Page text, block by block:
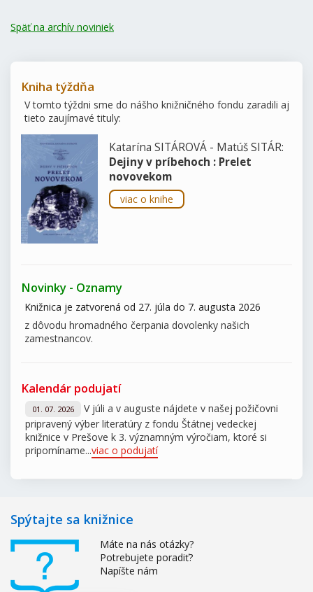
Späť na archív noviniek
Kniha týždňa
V tomto týždni sme do nášho knižničného fondu zaradili aj
tieto zaujímavé tituly:
Katarína SITÁROVÁ - Matúš SITÁR:
Dejiny v príbehoch : Prelet
novovekom
viac o knihe
Novinky - Oznamy
Knižnica je zatvorená od 27. júla do 7. augusta 2026
z dôvodu hromadného čerpania dovolenky našich
zamestnancov.
Kalendár podujatí
01. 07. 2026
V júli a v auguste nájdete v našej požičovni
pripravený výber literatúry z fondu Štátnej vedeckej
knižnice v Prešove k 3. významným výročiam, ktoré si
pripomíname...viac o podujatí
Spýtajte sa knižnice
Máte na nás otázky?
Potrebujete poradiť?
Napíšte nám